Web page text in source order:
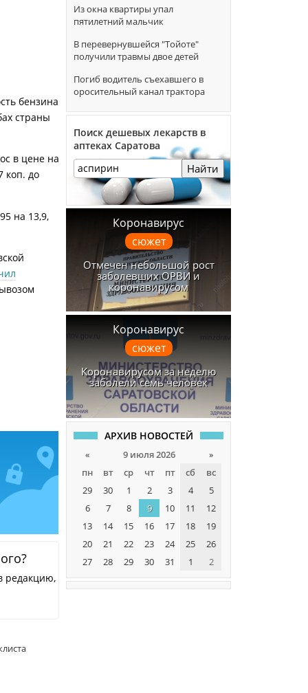
бензина
страны
в цене на
коп. до
на 13,9,
редакцию,
Из окна квартиры упал
пятилетний мальчик
В перевернувшейся "Тойоте"
получили травмы двое детей
Погиб водитель съехавшего в
оросительный канал трактора
Поиск дешевых лекарств в
аптеках Саратова
Найти
Коронавирус
сюжет
Отмечен небольшой рост
заболевших ОРВИ и
коронавирусом
Коронавирус
сюжет
Коронавирусом за неделю
заболели семь человек
АРХИВ НОВОСТЕЙ
« 9 июля 2026
»
пн
вт ср чт пт сб
вс
29
30 1 2 3 4
5
6
7 8 9 10 11
12
13
14 15 16 17 18
19
20
21 22 23 24 25
26
27
28 29 30 31 1 2